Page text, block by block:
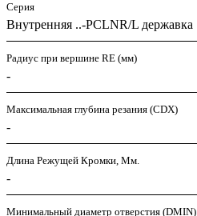
Серия
Внутренняя ..-PCLNR/L державка
Радиус при вершине RE (мм)
-
Максимальная глубина резания (CDX)
-
Длина Режущей Кромки, Мм.
-
Минимальный диаметр отверстия (DMIN)